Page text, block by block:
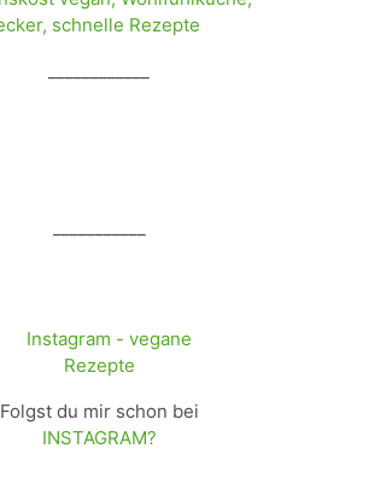
Folgst du mir schon bei
INSTAGRAM?